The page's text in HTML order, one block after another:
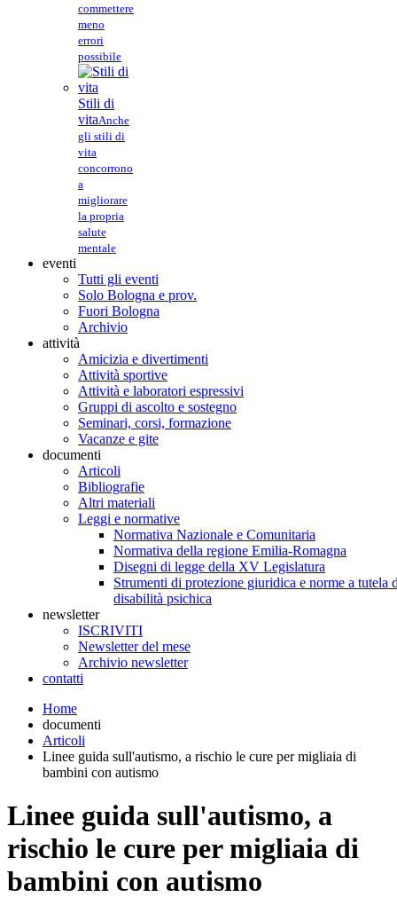
commettere
meno
errori
possibile
Stili di
vitaAnche
gli stili di
vita
concorrono
a
migliorare
la propria
salute
mentale
eventi
Tutti gli eventi
Solo Bologna e prov.
Fuori Bologna
Archivio
attività
Amicizia e divertimenti
Attività sportive
Attività e laboratori espressivi
Gruppi di ascolto e sostegno
Seminari, corsi, formazione
Vacanze e gite
documenti
Articoli
Bibliografie
Altri materiali
Leggi e normative
Normativa Nazionale e Comunitaria
Normativa della regione Emilia-Romagna
Disegni di legge della XV Legislatura
Strumenti di protezione giuridica e norme a tutela
disabilità psichica
newsletter
ISCRIVITI
Newsletter del mese
Archivio newsletter
contatti
Home
documenti
Articoli
Linee guida sull'autismo, a rischio le cure per migliaia di
bambini con autismo
Linee guida sull'autismo, a
rischio le cure per migliaia di
bambini con autismo